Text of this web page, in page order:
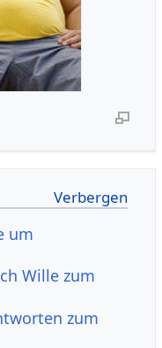
um
Wille zum
zum